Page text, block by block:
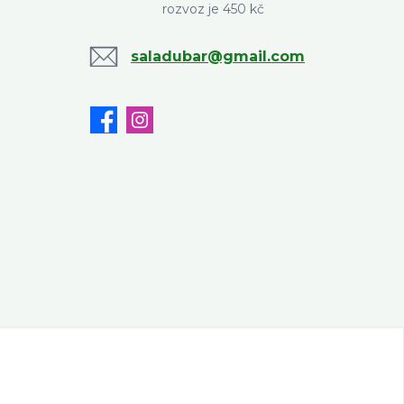
rozvoz je 450 kč
saladubar@gmail.com